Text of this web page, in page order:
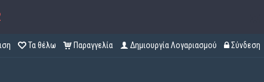
Τα θέλω Παραγγελία Δημιουργία Λογαριασμού Σύνδεση